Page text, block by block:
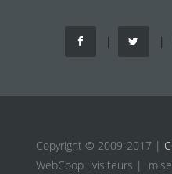
| |
Copyright © 2009-2017 |
WebCoop :visiteurs |